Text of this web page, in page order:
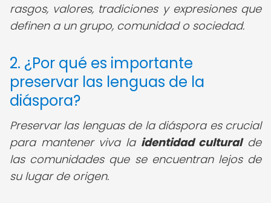
rasgos, valores, tradiciones y expresiones que
definen a un grupo, comunidad o sociedad.
2. ¿Por qué es importante
preservar las lenguas de la
diáspora?
Preservar las lenguas de la diáspora es crucial
para mantener viva la identidad culturalde
las comunidades que se encuentran lejos de
su lugar de origen.